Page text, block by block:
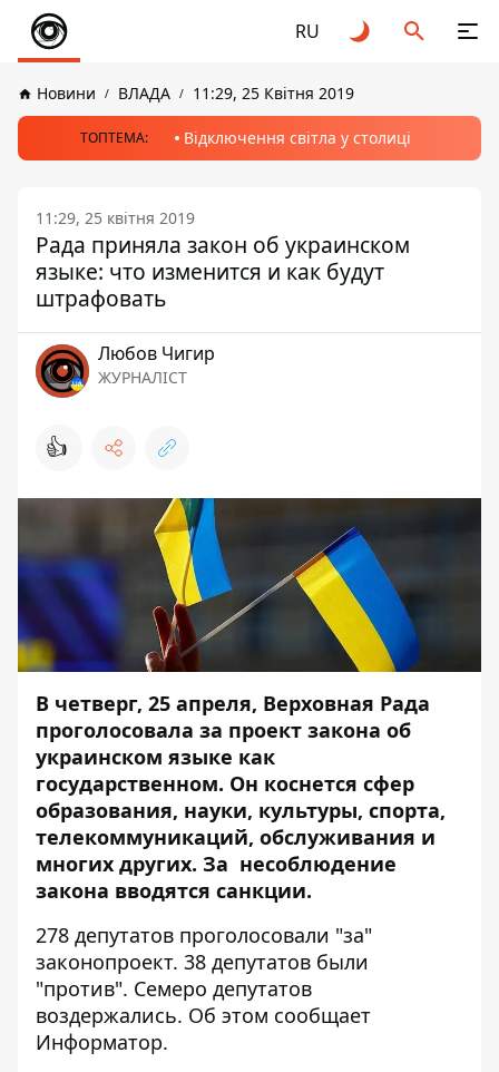
RU
Новини ВЛАДА 11:29, 25 Квітня 2019
ТОПТЕМА: Відключення світла у столиці
11:29, 25 квітня 2019
Рада приняла закон об украинском
языке: что изменится и как будут
штрафовать
Любов Чигир
ЖУРНАЛІСТ
👍
В четверг, 25 апреля, Верховная Рада
проголосовала за проект закона об
украинском языке как
государственном. Он коснется сфер
образования, науки, культуры, спорта,
телекоммуникаций, обслуживания и
многих других. За несоблюдение
закона вводятся санкции.
278 депутатов проголосовали "за"
законопроект. 38 депутатов были
"против". Семеро депутатов
воздержались. Об этом сообщает
Информатор.